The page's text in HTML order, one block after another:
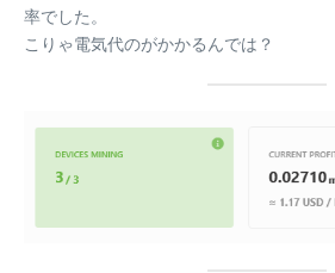
率でした。
こりゃ電気代のがかかるんでは？